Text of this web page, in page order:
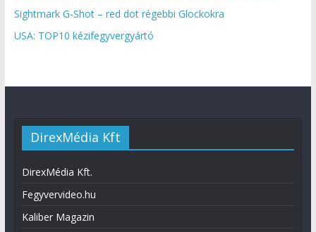
Sightmark G-Shot – red dot régebbi Glockokra
USA: TOP10 kézifegyvergyártó
DirexMédia Kft
DirexMédia Kft.
Fegyvervideo.hu
Kaliber Magazin